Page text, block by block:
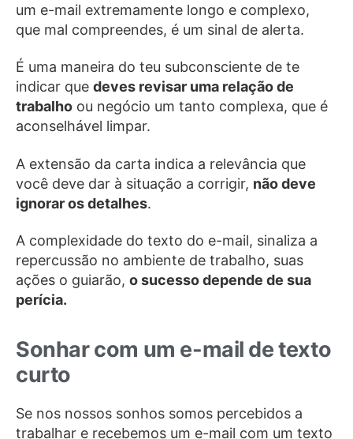
um e-mail extremamente longo e complexo,
que mal compreendes, é um sinal de alerta.
É uma maneira do teu subconsciente de te
indicar que deves revisar uma relação de
trabalho ou negócio um tanto complexa, que é
aconselhável limpar.
A extensão da carta indica a relevância que
você deve dar à situação a corrigir, não deve
ignorar os detalhes.
A complexidade do texto do e-mail, sinaliza a
repercussão no ambiente de trabalho, suas
ações o guiarão, o sucesso depende de sua
perícia.
Sonhar com um e-mail de texto
curto
Se nos nossos sonhos somos percebidos a
trabalhar e recebemos um e-mail com um texto